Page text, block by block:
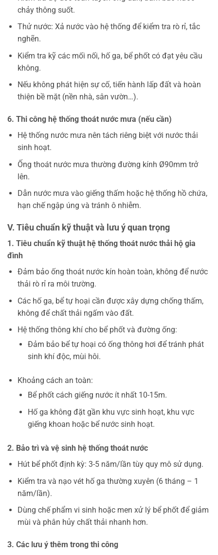
chảy thông suốt.
Thử nước: Xả nước vào hệ thống để kiểm tra rò rỉ, tắc
nghẽn.
Kiểm tra kỹ các mối nối, hố ga, bể phốt có đạt yêu cầu
không.
Nếu không phát hiện sự cố, tiến hành lấp đất và hoàn
thiện bề mặt (nền nhà, sân vườn…).
6. Thi công hệ thống thoát nước mưa (nếu cần)
Hệ thống nước mưa nên tách riêng biệt với nước thải
sinh hoạt.
Ống thoát nước mưa thường đường kính Ø90mm trở
lên.
Dẫn nước mưa vào giếng thấm hoặc hệ thống hồ chứa,
hạn chế ngập úng và tránh ô nhiễm.
V. Tiêu chuẩn kỹ thuật và lưu ý quan trọng
1. Tiêu chuẩn kỹ thuật hệ thống thoát nước thải hộ gia
đình
Đảm bảo ống thoát nước kín hoàn toàn, không để nước
thải rò rỉ ra môi trường.
Các hố ga, bể tự hoại cần được xây dựng chống thấm,
không để chất thải ngấm vào đất.
Hệ thống thông khí cho bể phốt và đường ống:
Đảm bảo bể tự hoại có ống thông hơi để tránh phát
sinh khí độc, mùi hôi.
Khoảng cách an toàn:
Bể phốt cách giếng nước ít nhất 10-15m.
Hố ga không đặt gần khu vực sinh hoạt, khu vực
giếng khoan hoặc bể nước sinh hoạt.
2. Bảo trì và vệ sinh hệ thống thoát nước
Hút bể phốt định kỳ: 3-5 năm/lần tùy quy mô sử dụng.
Kiểm tra và nạo vét hố ga thường xuyên (6 tháng – 1
năm/lần).
Dùng chế phẩm vi sinh hoặc men xử lý bể phốt để giảm
mùi và phân hủy chất thải nhanh hơn.
3. Các lưu ý thêm trong thi công